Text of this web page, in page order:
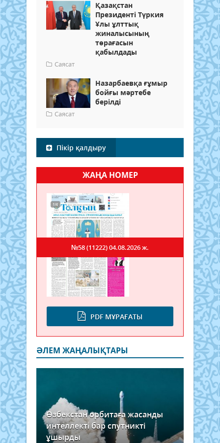
Қазақстан
Президенті Түркия
Ұлы ұлттық
жиналысының
төрағасын
қабылдады
Саясат
Назарбаевқа ғұмыр
бойғы мәртебе
берілді
Саясат
Пікір қалдыру
ЖАҢА НОМЕР
PDF МҰРАҒАТЫ
№58 (11222)04.08.2026 ж.
ӘЛЕМ ЖАҢАЛЫҚТАРЫ
Өзбекстан орбитаға жасанды
интеллекті бар спутникті
ұшырды